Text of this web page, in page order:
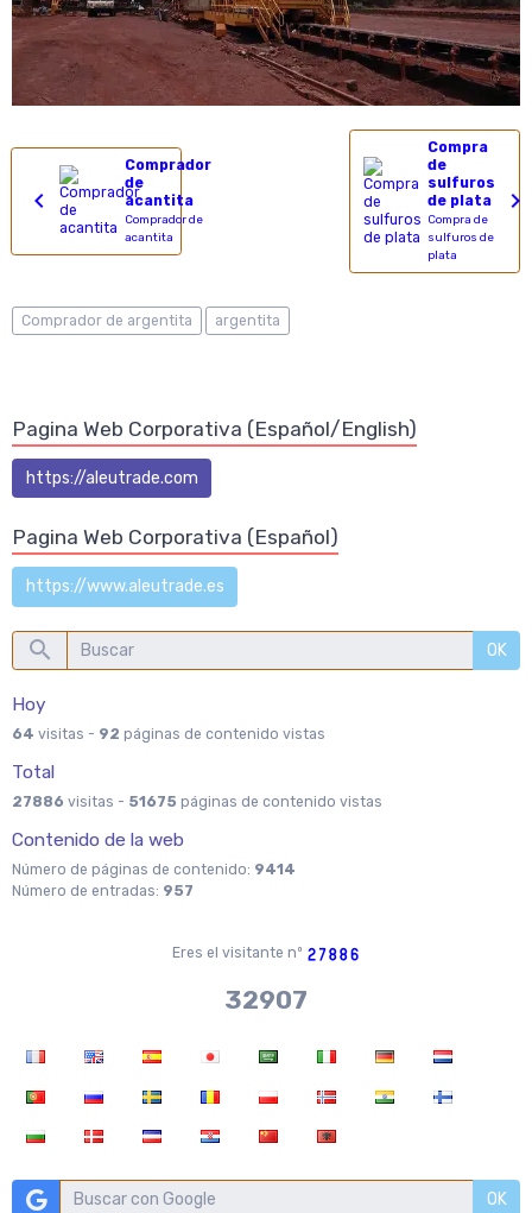
Comprador
de
acantita
Comprador de
acantita
Compra
de
sulfuros
de plata
Compra de
sulfuros de
plata
Comprador de argentita argentita
Pagina Web Corporativa (Español/English)
https://aleutrade.com
Pagina Web Corporativa (Español)
https://www.aleutrade.es
OK
Hoy
64 visitas - 92 páginas de contenido vistas
Total
27886 visitas - 51675 páginas de contenido vistas
Contenido de la web
Número de páginas de contenido: 9414
Número de entradas: 957
Eres el visitante nº
36704
OK